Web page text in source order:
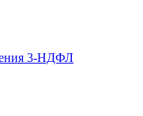
3-НДФЛ